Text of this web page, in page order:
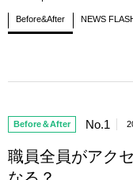
Before&After NEWS
Before＆After No.1
職員全員がアク